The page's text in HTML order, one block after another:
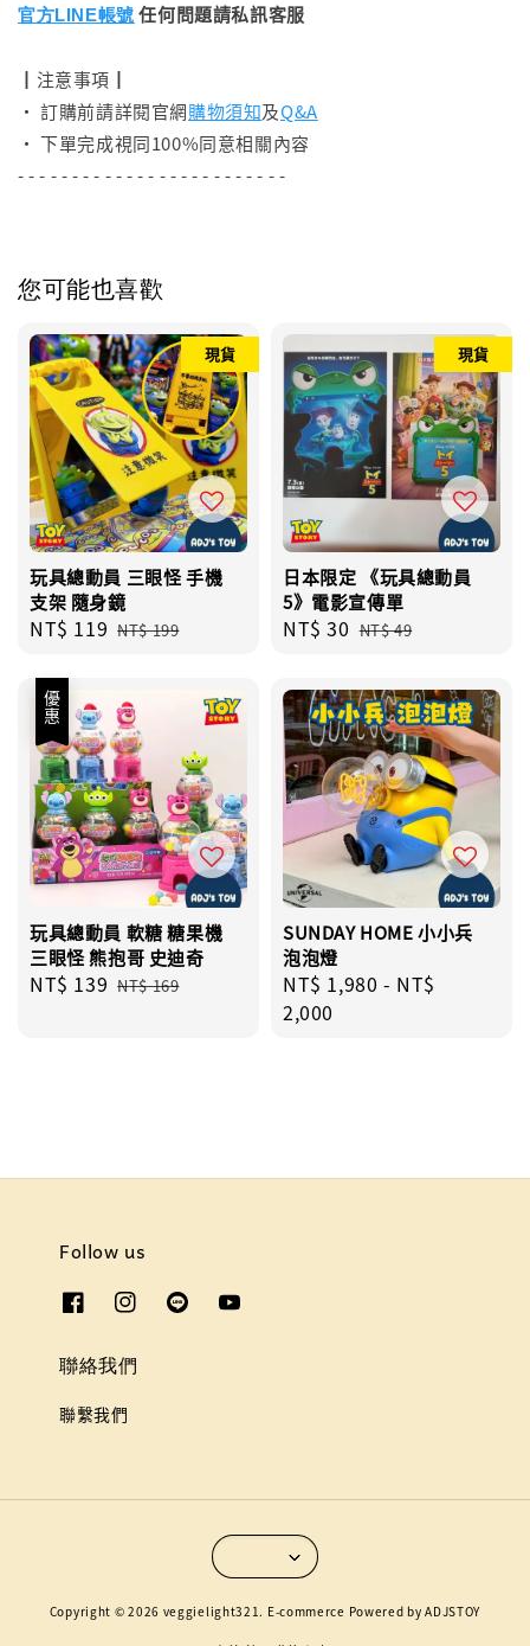
官方LINE帳號 任何問題請私訊客服
┃注意事項┃
• 訂購前請詳閱官網購物須知及Q&A
• 下單完成視同100%同意相關內容
- - - - - - - - - - - - - - - - - - - - - - - - -
您可能也喜歡
現貨
玩具總動員 三眼怪 手機
支架 隨身鏡
Sale
NT$ 119 Regular
NT$ 199
現貨
日本限定 《玩具總動員
5》電影宣傳單
Sale
NT$ 30 Regular
NT$ 49
優惠
玩具總動員 軟糖 糖果機
三眼怪 熊抱哥 史迪奇
Sale
NT$ 139 Regular
NT$ 169
SUNDAY HOME 小小兵
泡泡燈
Regular
price
NT$ 1,980 - NT$
2,000
Follow us
聯絡我們
聯繫我們
Copyright © 2026 veggielight321. E-commerce Powered by ADJSTOY